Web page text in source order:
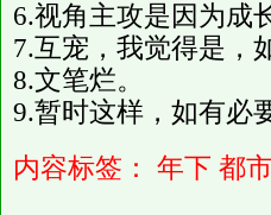
6.视角主攻是因为成
7.互宠，我觉得是，
8.文笔烂。
9.暂时这样，如有必
内容标签：
年下 都市